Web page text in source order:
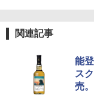
関連記事
能
ス
売